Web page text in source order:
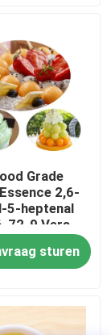
Grade
2,6-
5-heptenal
72-9 Vers
voor
dagelijkse
sturen